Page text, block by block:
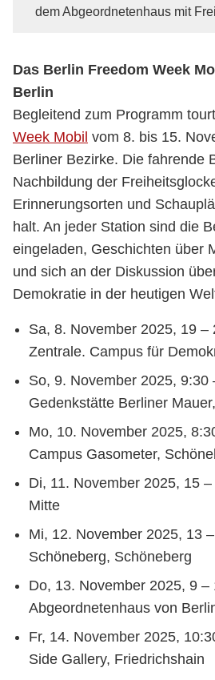
dem Abgeordnetenhaus mit
Das Berlin Freedom Week
Berlin
Begleitend zum Programm
Week Mobil vom 8. bis 15.
Berliner Bezirke. Die fahrende
Nachbildung der
Erinnerungsorten und
halt. An jeder Station sind die
eingeladen, Geschichten über
und sich an der Diskussion
Demokratie in der heutigen
Sa, 8. November 2025, 19 –
Zentrale. Campus für
So, 9. November 2025, 9:30
Gedenkstätte Berliner
Mo, 10. November 2025,
Campus Gasometer,
Di, 11. November 2025, 15
Mitte
Mi, 12. November 2025, 13
Schöneberg, Schöneberg
Do, 13. November 2025, 9 –
Abgeordnetenhaus von
Fr, 14. November 2025,
Side Gallery, Friedrichshain